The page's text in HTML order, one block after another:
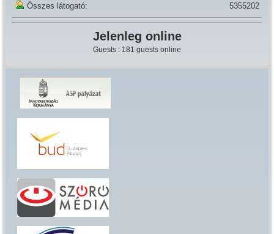
Összes látogató: 5355202
Jelenleg online
Guests : 181 guests online